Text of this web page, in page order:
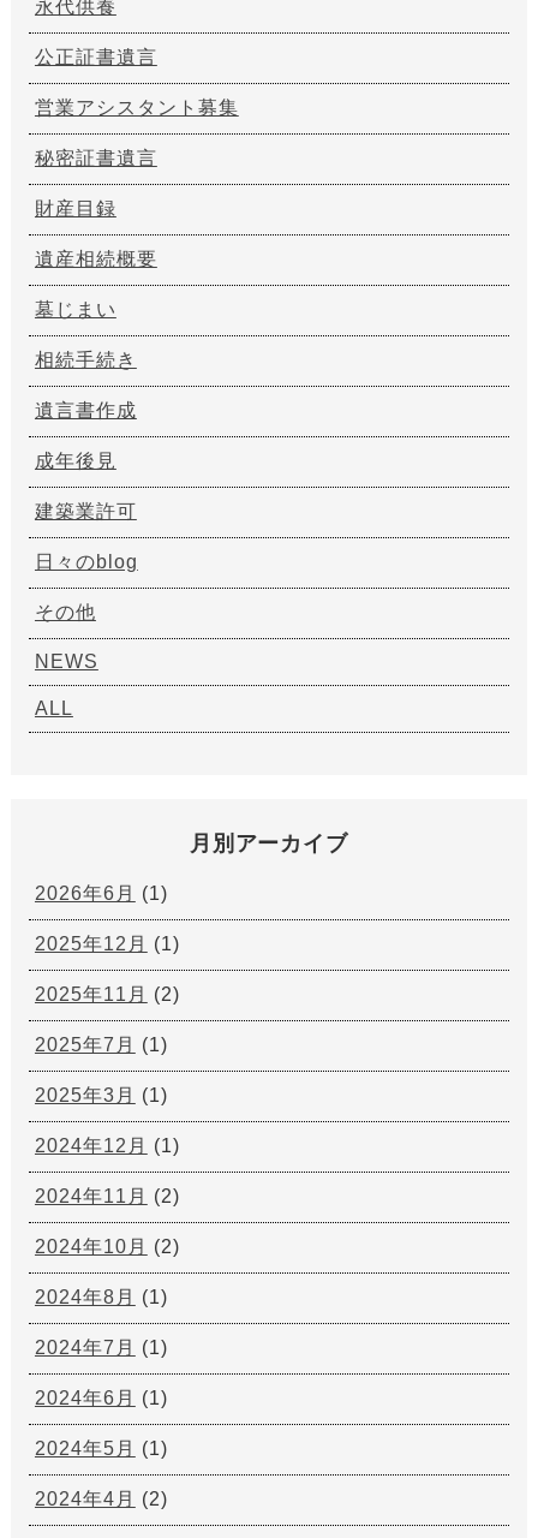
永代供養
公正証書遺言
営業アシスタント募集
秘密証書遺言
財産目録
遺産相続概要
墓じまい
相続手続き
遺言書作成
成年後見
建築業許可
日々のblog
その他
NEWS
ALL
月別アーカイブ
2026年6月 (1)
2025年12月 (1)
2025年11月 (2)
2025年7月 (1)
2025年3月 (1)
2024年12月 (1)
2024年11月 (2)
2024年10月 (2)
2024年8月 (1)
2024年7月 (1)
2024年6月 (1)
2024年5月 (1)
2024年4月 (2)